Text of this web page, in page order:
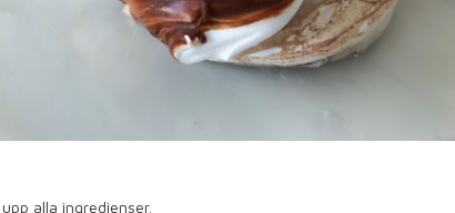
alla ingredienser.